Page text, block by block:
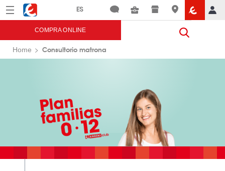
Menú Eroski
COMPRA ONLINE
Home Consultorio matrona